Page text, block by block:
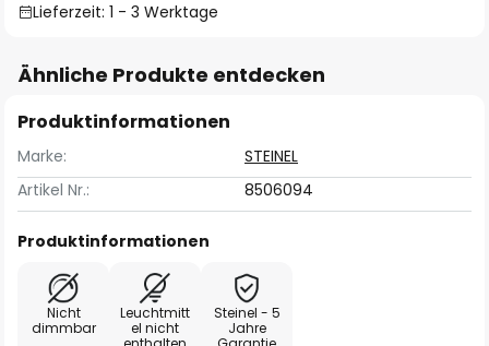
Lieferzeit: 1 - 3 Werktage
Ähnliche Produkte entdecken
Produktinformationen
Marke:
STEINEL
Artikel Nr.:
8506094
Produktinformationen
Nicht
dimmbar
Leuchtmitt
el nicht
Steinel - 5
Jahre